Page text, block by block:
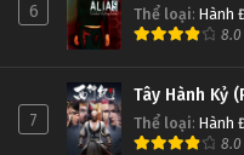
6 Thể loại: Hành
8.0
7
Tây Hành Kỷ
Thể loại: Hành
8.0